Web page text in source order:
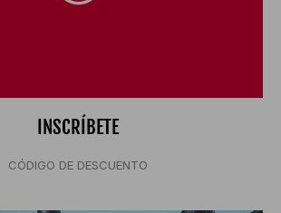
INSCRÍBETE
CÓDIGO DE DESCUENTO